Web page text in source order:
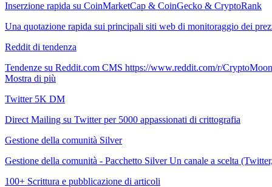
Inserzione rapida su CoinMarketCap & CoinGecko & CryptoRank
Una quotazione rapida sui principali siti web di monitoraggio dei
Reddit di tendenza
Tendenze su Reddit.com CMS https://www.reddit.com/r/
Mostra di più
Twitter 5K DM
Direct Mailing su Twitter per 5000 appassionati di crittografia
Gestione della comunità Silver
Gestione della comunità - Pacchetto Silver Un canale a scelta
100+ Scrittura e pubblicazione di articoli